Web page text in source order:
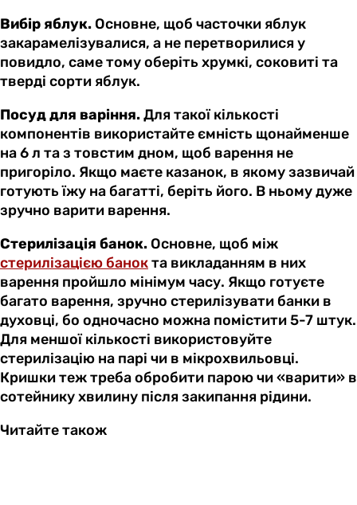
Вибір яблук. Основне, щоб часточки яблук
закарамелізувалися, а не перетворилися у
повидло, саме тому оберіть хрумкі, соковиті та
тверді сорти яблук.
Посуд для варіння.Для такої кількості
компонентів використайте ємність щонайменше
на 6 л та з товстим дном, щоб варення не
пригоріло. Якщо маєте казанок, в якому зазвичай
готують їжу на багатті, беріть його. В ньому дуже
зручно варити варення.
Стерилізація банок. Основне, щоб між
стерилізацією банокта викладанням в них
варення пройшло мінімум часу. Якщо готуєте
багато варення, зручно стерилізувати банки в
духовці, бо одночасно можна помістити 5-7 штук.
Для меншої кількості використовуйте
стерилізацію на парі чи в мікрохвильовці.
Кришки теж треба обробити парою чи «варити» в
сотейнику хвилину після закипання рідини.
Читайте також